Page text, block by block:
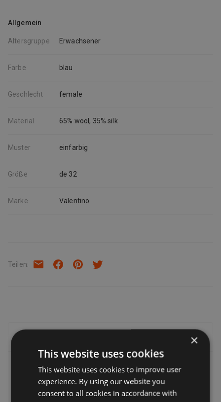
Allgemein
Altersgruppe Erwachsener
Farbe blau
Geschlecht female
Material 65% wool, 35% silk
Muster einfarbig
Größe de 32
Marke Valentino
Teilen:
Lieferung
Verkäufer bieten eine Reihe von Lieferoptionen an, sodass
Sie die für Sie am besten geeignete auswählen können.
×
This website uses cookies
This website uses cookies to improve user
experience. By using our website you
consent to all cookies in accordance with